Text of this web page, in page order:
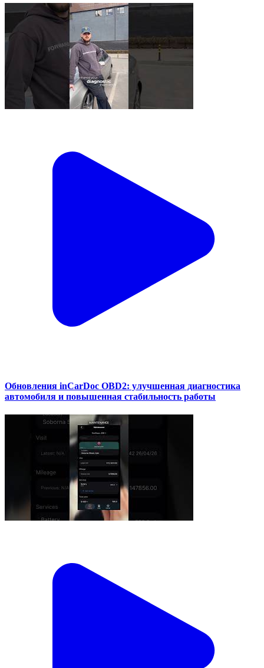
Обновления inCarDoc OBD2: улучшенная диагностика
автомобиля и повышенная стабильность работы